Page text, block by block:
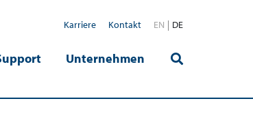
Karriere Kontakt EN DE
Unternehmen